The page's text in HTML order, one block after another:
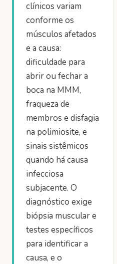
clínicos variam
conforme os
músculos afetados
e a causa:
dificuldade para
abrir ou fechar a
boca na MMM,
fraqueza de
membros e disfagia
na polimiosite, e
sinais sistêmicos
quando há causa
infecciosa
subjacente. O
diagnóstico exige
biópsia muscular e
testes específicos
para identificar a
causa, e o